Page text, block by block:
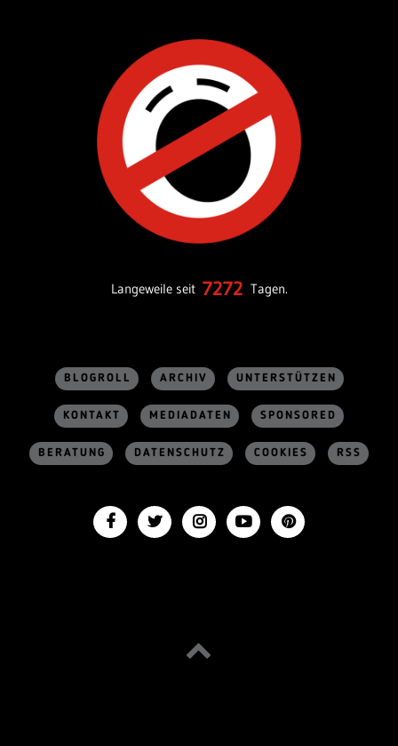
Langeweile seit 7272 Tagen.
BLOGROLL ARCHIV UNTERSTÜTZEN
KONTAKT MEDIADATEN SPONSORED
BERATUNG DATENSCHUTZ COOKIES RSS